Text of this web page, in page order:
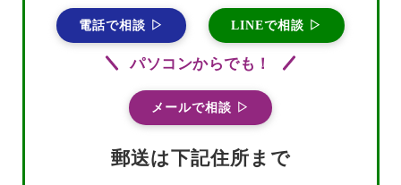
電話で相談 ▷ LINEで相談 ▷
パソコンからでも！
メールで相談 ▷
郵送は下記住所まで